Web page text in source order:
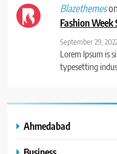
Blazethemes
Fashion Week
September 29,
Lorem Ipsum is
typesetting
Ahmedabad